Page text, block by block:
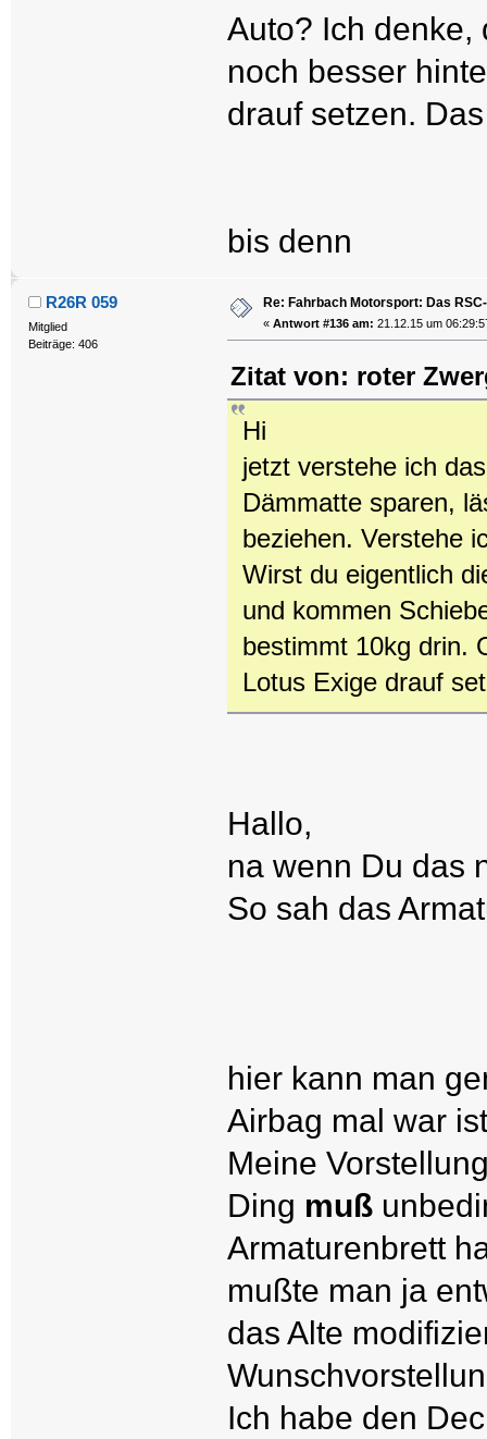
Auto? Ich denke,
noch besser
drauf setzen.
bis denn
R26R 059
Mitglied
Beiträge: 406
Re: Fahrbach Motorsport: Das
« Antwort #136 am: 21.12.15 um
Zitat von: roter
Hi
jetzt verstehe ich
Dämmatte sparen,
beziehen. Verstehe
Wirst du eigentlich
und kommen
bestimmt 10kg drin.
Lotus Exige drauf
Hallo,
na wenn Du das
So sah das
hier kann man
Airbag mal war
Meine
Ding muß
Armaturenbrett
mußte man ja
das Alte
Ich habe den